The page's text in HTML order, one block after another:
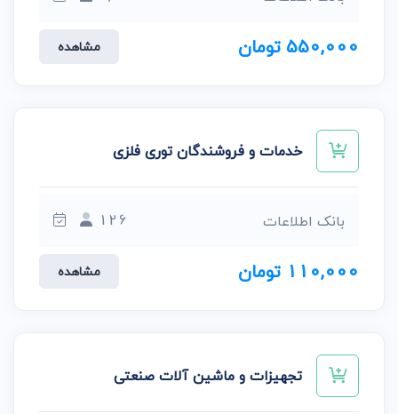
550,000 تومان مشاهده
خدمات و فروشندگان توری فلزی
بانک اطلاعات 126
110,000 تومان مشاهده
تجهیزات و ماشین آلات صنعتی